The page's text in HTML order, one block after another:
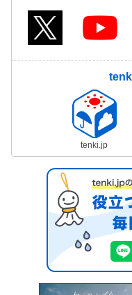
tenki.jp